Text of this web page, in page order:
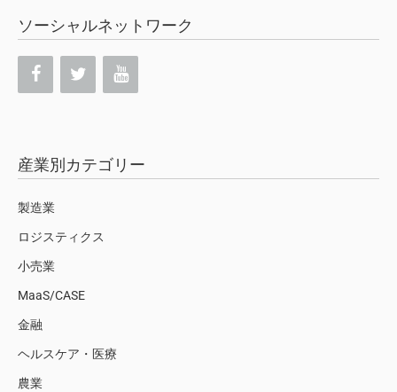
ソーシャルネットワーク
産業別カテゴリー
製造業
ロジスティクス
小売業
MaaS/CASE
金融
ヘルスケア・医療
農業